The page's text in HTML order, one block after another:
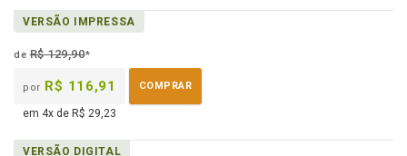
disponível
em
páginasDisponível
na
VERSÃO IMPRESSA
deR$ 129,90*
por R$ 116,91 COMPRAR
em 4x de R$ 29,23
VERSÃO DIGITAL